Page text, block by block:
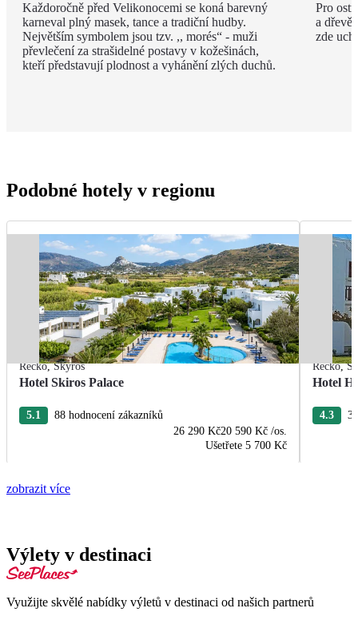
Každoročně před Velikonocemi se koná barevný
karneval plný masek, tance a tradiční hudby.
Největším symbolem jsou tzv. ,, morés“ - muži
převlečení za strašidelné postavy v kožešinách,
kteří představují plodnost a vyhánění zlých duchů.
Pro
a
zde
Podobné hotely v regionu
Řecko,Skyros
Hotel Skiros Palace
5.1
88 hodnocení zákazníků
26 290 Kč20 590 Kč /os.
Ušetřete 5 700 Kč
Řecko,
Hotel
4.3 3
zobrazit více
Výlety v destinaci
Využijte skvělé nabídky výletů v destinaci od našich partnerů